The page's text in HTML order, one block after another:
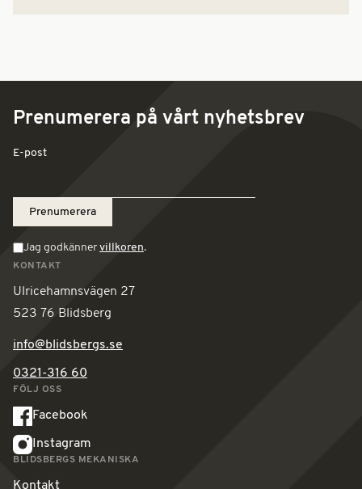
KONTAKT
Ulricehamnsvägen 27
523 76 Blidsberg
info@blidsbergs.se
0321-316 60
FÖLJ OSS
Facebook
Instagram
BLIDSBERGS MEKANISKA
Kontakt
Prenumerera på vårt nyhetsbrev
E-post
Jag godkänner villkoren.